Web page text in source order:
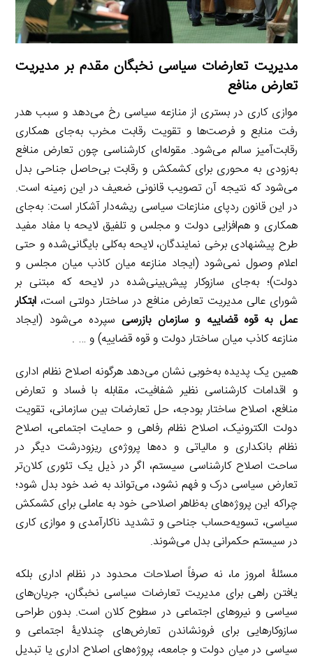
مدیریت تعارضات سیاسی نخبگان مقدم بر مدیریت
تعارض منافع
موازی کاری در بستری از منازعه سیاسی رخ می‌دهد و سبب هدر
رفت منابع و فرصت‌ها و تقویت رقابت مخرب به‌جای همکاری
رقابت‌آمیز سالم می‌شود. مقوله‌ای کارشناسی چون تعارض منافع
به‌زودی به محوری برای کشمکش و رقابت بی‌حاصل جناحی بدل
می‌شود که نتیجه آن تصویب قانونی ضعیف در این زمینه است.
در این قانون ردپای منازعات سیاسی ریشه‌دار آشکار است: به‌جای
همکاری و هم‌افزایی دولت و مجلس و تلفیق لایحه با مفاد مفید
طرح پیشنهادی برخی نمایندگان، لایحه به‌کلی بایگانی‌شده و حتی
اعلام وصول نمی‌شود (ایجاد منازعه میان کاذب میان مجلس و
دولت)؛ به‌جای سازوکار پیش‌بینی‌شده در لایحه که مبتنی بر
شورای عالی مدیریت تعارض منافع در ساختار دولتی است، ابتکار
عمل به قوه قضاییه و سازمان بازرسیسپرده می‌شود (ایجاد
منازعه کاذب میان ساختار دولت و قوه قضاییه) و … .
همین یک پدیده به‌خوبی نشان می‌دهد هرگونه اصلاح نظام اداری
و اقدامات کارشناسی نظیر شفافیت، مقابله با فساد و تعارض
منافع، اصلاح ساختار بودجه، حل تعارضات بین سازمانی، تقویت
دولت الکترونیک، اصلاح نظام رفاهی و حمایت اجتماعی، اصلاح
نظام بانکداری و مالیاتی و ده‌ها پروژه‌ی ریزودرشت دیگر در
ساحت اصلاح کارشناسی سیستم، اگر در ذیل یک تئوری کلان‌تر
تعارض سیاسی درک و فهم نشود، می‌تواند به ضد خود بدل شود؛
چراکه این پروژه‌های به‌ظاهر اصلاحی خود به عاملی برای کشمکش
سیاسی، تسویه‌حساب جناحی و تشدید ناکارآمدی و موازی کاری
در سیستم حکمرانی بدل می‌شوند.
مسئلۀ امروز ما، نه صرفاً اصلاحات محدود در نظام اداری بلکه
یافتن راهی برای مدیریت تعارضات سیاسی نخبگان، جریان‌های
سیاسی و نیروهای اجتماعی در سطوح کلان است. بدون طراحی
سازوکارهایی برای فرونشاندن تعارض‌های چندلایۀ اجتماعی و
سیاسی در میان دولت و جامعه، پروژه‌های اصلاح اداری یا تبدیل